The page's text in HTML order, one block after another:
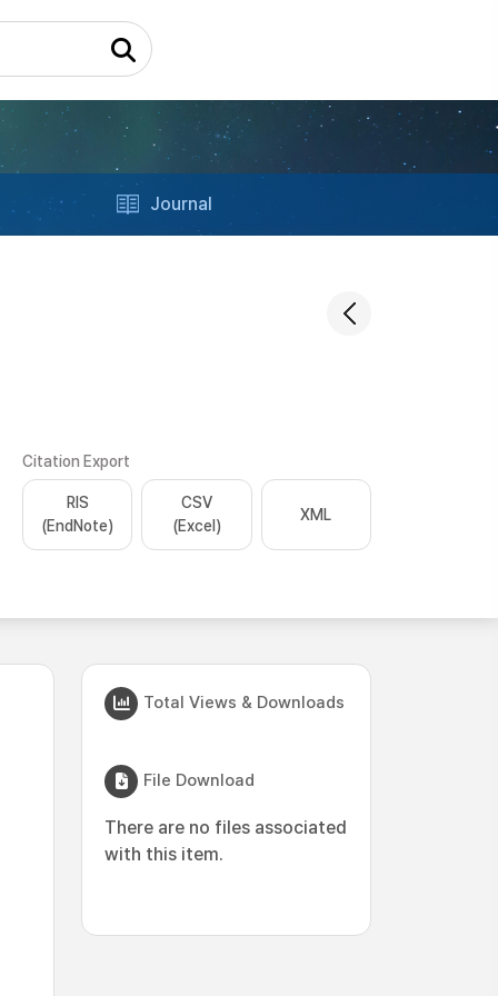
Journal
Citation Export
RIS
(EndNote)
CSV
(Excel)
XML
Total Views & Downloads
File Download
There are no files associated
with this item.